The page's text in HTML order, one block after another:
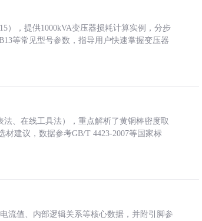
），提供1000kVA变压器损耗计算实例，分步
等常见型号参数，指导用户快速掌握变压器
、在线工具法），重点解析了黄铜棒密度取
材建议，数据参考GB/T 4423-2007等国家标
流值、内部逻辑关系等核心数据，并附引脚参